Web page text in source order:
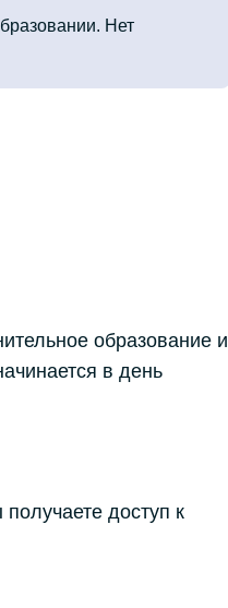
Нет
образование и
в день
доступ к